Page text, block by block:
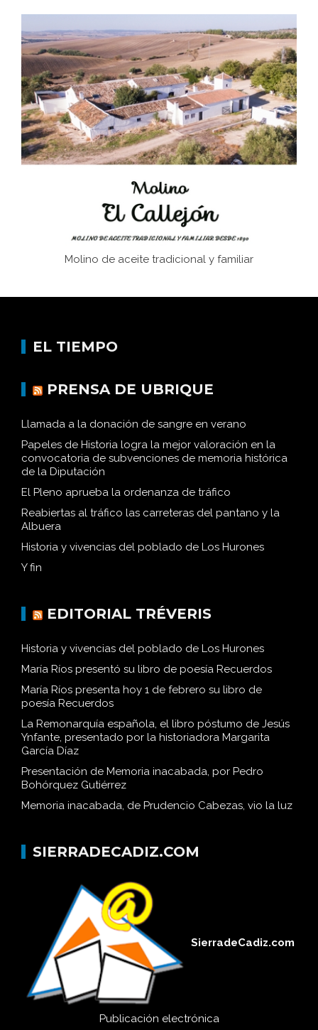
Bornos
El Frente Popular. Ubrique, febrero-julio 1936
Juntar las letras. La alfabetización en el campo: del
afán de saber a la autogestión
Historia y vivencias del poblado de Los Hurones
Molino de aceite tradicional y familiar
EL TIEMPO
PRENSA DE UBRIQUE
Llamada a la donación de sangre en verano
Papeles de Historia logra la mejor valoración en la
convocatoria de subvenciones de memoria histórica
de la Diputación
El Pleno aprueba la ordenanza de tráfico
Reabiertas al tráfico las carreteras del pantano y la
Albuera
Historia y vivencias del poblado de Los Hurones
Y fin
EDITORIAL TRÉVERIS
Historia y vivencias del poblado de Los Hurones
María Ríos presentó su libro de poesía Recuerdos
María Ríos presenta hoy 1 de febrero su libro de
poesía Recuerdos
La Remonarquía española, el libro póstumo de Jesús
Ynfante, presentado por la historiadora Margarita
García Díaz
Presentación de Memoria inacabada, por Pedro
Bohórquez Gutiérrez
Memoria inacabada, de Prudencio Cabezas, vio la luz
SIERRADECADIZ.COM
SierradeCadiz.com
Publicación electrónica